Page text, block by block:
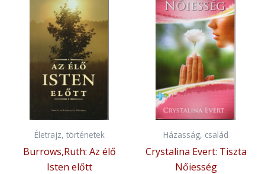
Életrajz, történetek
Burrows,Ruth: Az élő
Isten előtt
Házasság, család
Crystalina Evert: Tiszta
Nőiesség